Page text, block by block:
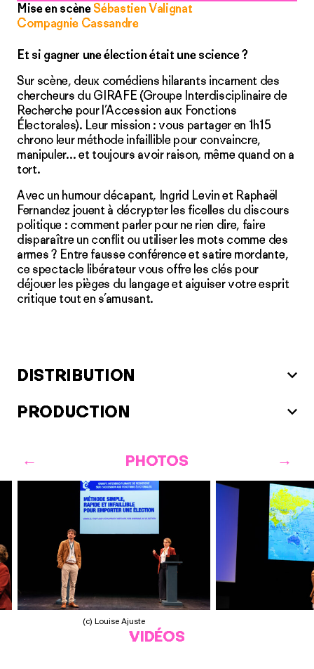
Mise en scène Sébastien Valignat
Compagnie Cassandre
Et si gagner une élection était une science ?
Sur scène, deux comédiens hilarants incarnent des
chercheurs du GIRAFE (Groupe Interdisciplinaire de
Recherche pour l’Accession aux Fonctions
Électorales). Leur mission : vous partager en 1h15
chrono leur méthode infaillible pour convaincre,
manipuler… et toujours avoir raison, même quand on a
tort.
Avec un humour décapant, Ingrid Levin et Raphaël
Fernandez jouent à décrypter les ficelles du discours
politique : comment parler pour ne rien dire, faire
disparaître un conflit ou utiliser les mots comme des
armes ? Entre fausse conférence et satire mordante,
ce spectacle libérateur vous offre les clés pour
déjouer les pièges du langage et aiguiser votre esprit
critique tout en s’amusant.
DISTRIBUTION
PRODUCTION
PHOTOS
(c) Louise Ajuste
VIDÉOS